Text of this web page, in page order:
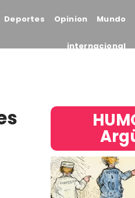
Deportes Opinion Mundo
internacional